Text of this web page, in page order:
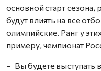
основной старт сезона,
будут влиять на все
олимпийские. Ранг у
примеру, чемпионат
– Вы будете выступать